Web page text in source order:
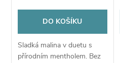
DO KOŠÍKU
Sladká malina v duetu s
přírodním mentholem. Bez